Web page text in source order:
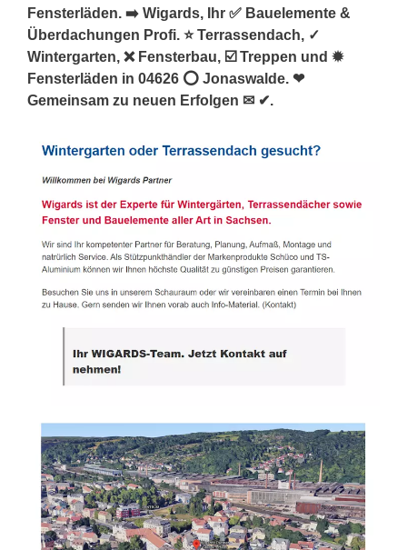
Fensterläden. ➡️ Wigards, Ihr ✅ Bauelemente &
Überdachungen Profi. ⭐ Terrassendach, ✓
Wintergarten, ❌ Fensterbau, ☑️ Treppen und ✹
Fensterläden in 04626 ⭕ Jonaswalde. ❤
Gemeinsam zu neuen Erfolgen ✉ ✔.